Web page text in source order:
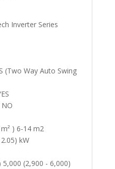
Inverter Series
(Two Way Auto Swing
) 6-14 m2
kW
5,000 (2,900 - 6,000)